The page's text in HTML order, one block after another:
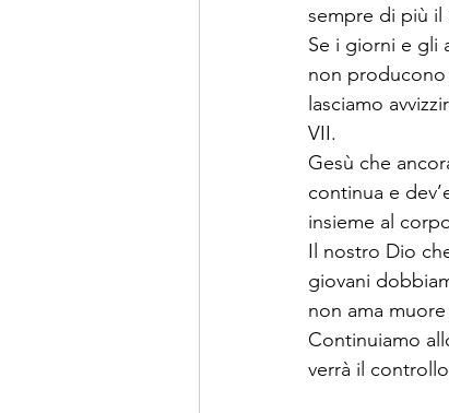
sempre di più il
Se i giorni e gli
non producono
lasciamo
VII.
Gesù che
continua e
insieme al
Il nostro Dio
giovani
non ama
Continuiamo
verrà il